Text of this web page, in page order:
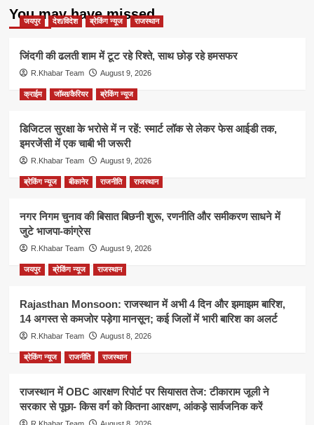
You may have missed
जयपुर देश/विदेश ब्रेकिंग न्यूज राजस्थान
जिंदगी की ढलती शाम में टूट रहे रिश्ते, साथ छोड़ रहे हमसफर
R.Khabar Team August 9, 2026
क्राईम जॉब्स/कैरियर ब्रेकिंग न्यूज
डिजिटल सुरक्षा के भरोसे में न रहें: स्मार्ट लॉक से लेकर फेस आईडी तक,
इमरजेंसी में एक चाबी भी जरूरी
R.Khabar Team August 9, 2026
ब्रेकिंग न्यूज बीकानेर राजनीति राजस्थान
नगर निगम चुनाव की बिसात बिछनी शुरू, रणनीति और समीकरण साधने में
जुटे भाजपा-कांग्रेस
R.Khabar Team August 9, 2026
जयपुर ब्रेकिंग न्यूज राजस्थान
Rajasthan Monsoon: राजस्थान में अभी 4 दिन और झमाझम बारिश,
14 अगस्त से कमजोर पड़ेगा मानसून; कई जिलों में भारी बारिश का अलर्ट
R.Khabar Team August 8, 2026
ब्रेकिंग न्यूज राजनीति राजस्थान
राजस्थान में OBC आरक्षण रिपोर्ट पर सियासत तेज: टीकाराम जूली ने
सरकार से पूछा- किस वर्ग को कितना आरक्षण, आंकड़े सार्वजनिक करें